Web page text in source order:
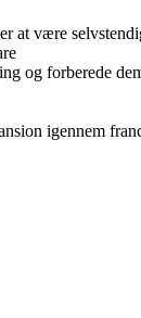
at være
og forberede
igennem